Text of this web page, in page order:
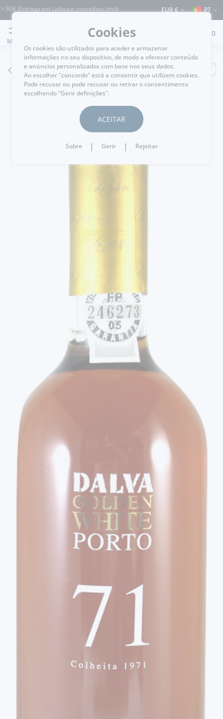
em Lisboa e concelhos limítrofes) ⚠️ Envios para Portugal e para o resto
EUR € PT
MENU
0
VOLTAR
Cookies
Os cookies são utilizados para aceder e armazenar
informações no seu dispositivo, de modo a oferecer conteúdo
e anúncios personalizados com base nos seus dados.
Ao escolher "concordo" está a consentir que utilizem cookies.
Pode recusar ou pode recusar ou retirar o consentimento
escolhendo "Gerir definições".
ACEITAR
Sobre | Gerir | Rejeitar